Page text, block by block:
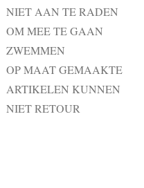
NIET AAN TE RADEN
OM MEE TE GAAN
ZWEMMEN
OP MAAT GEMAAKTE
ARTIKELEN KUNNEN
NIET RETOUR